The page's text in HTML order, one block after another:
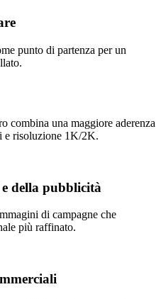
punto di partenza per un
combina una maggiore aderenza
e risoluzione 1K/2K.
della pubblicità
di campagne che
più raffinato.